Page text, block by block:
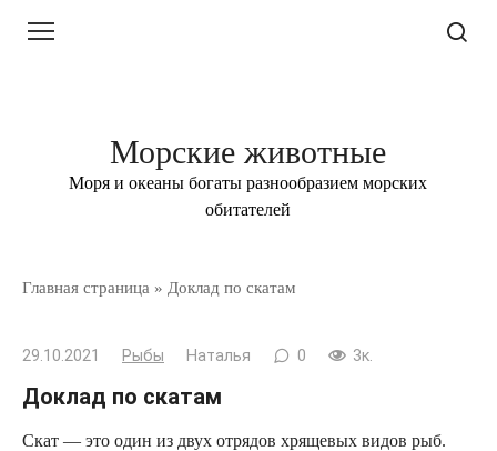
Морские животные
Моря и океаны богаты разнообразием морских
обитателей
Главная страница » Доклад по скатам
29.10.2021 Рыбы Наталья 0 3к.
Доклад по скатам
Скат — это один из двух отрядов хрящевых видов рыб.